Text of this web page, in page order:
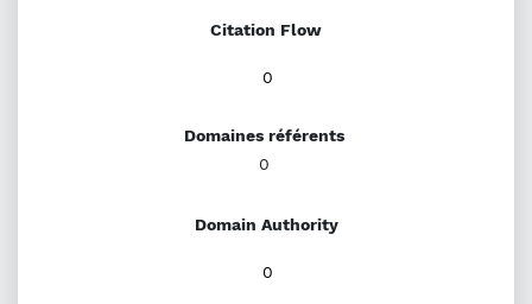
Citation Flow
0
Domaines référents
0
Domain Authority
0